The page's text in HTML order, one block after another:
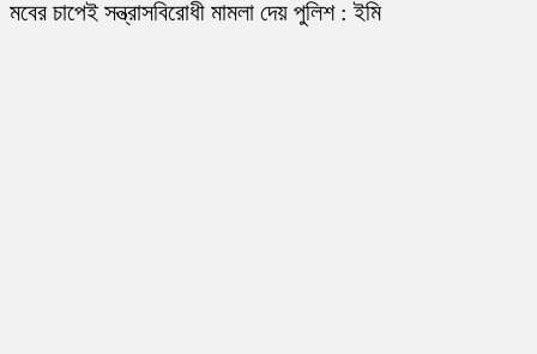
মবের চাপেই সন্ত্রাসবিরোধী মামলা দেয় পুলিশ : ইমি